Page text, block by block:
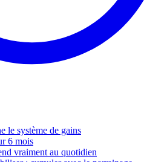
le système de gains
6 mois
vraiment au quotidien